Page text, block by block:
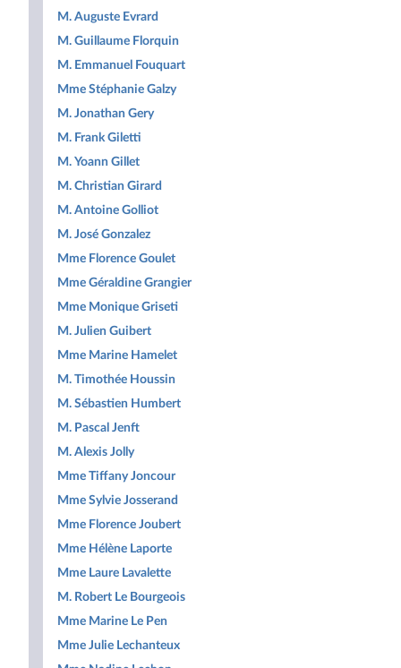
M. Auguste Evrard
M. Guillaume Florquin
M. Emmanuel Fouquart
Mme Stéphanie Galzy
M. Jonathan Gery
M. Frank Giletti
M. Yoann Gillet
M. Christian Girard
M. Antoine Golliot
M. José Gonzalez
Mme Florence Goulet
Mme Géraldine Grangier
Mme Monique Griseti
M. Julien Guibert
Mme Marine Hamelet
M. Timothée Houssin
M. Sébastien Humbert
M. Pascal Jenft
M. Alexis Jolly
Mme Tiffany Joncour
Mme Sylvie Josserand
Mme Florence Joubert
Mme Hélène Laporte
Mme Laure Lavalette
M. Robert Le Bourgeois
Mme Marine Le Pen
Mme Julie Lechanteux